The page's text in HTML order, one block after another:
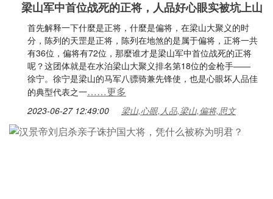
梁山军中首位战死的正将，人品好心眼实被坑上山
首先解释一下什麼是正将，什麼是偏将，在梁山大聚义的时
分，陈列的天罡是正将，陈列在地煞的是属于偏将，正将一共
有36位，偏将有72位，那麼谁才是梁山军中首位战死的正将
呢？这团体就是在水泊梁山大聚义排名第18位的金枪手——
徐宁。徐宁是梁山的马军八骠骑兼先锋使，也是心眼坏人品佳
的典型代表之一……更多
2023-06-27 12:49:00 梁山,心眼,人品,梁山,偏将,思文